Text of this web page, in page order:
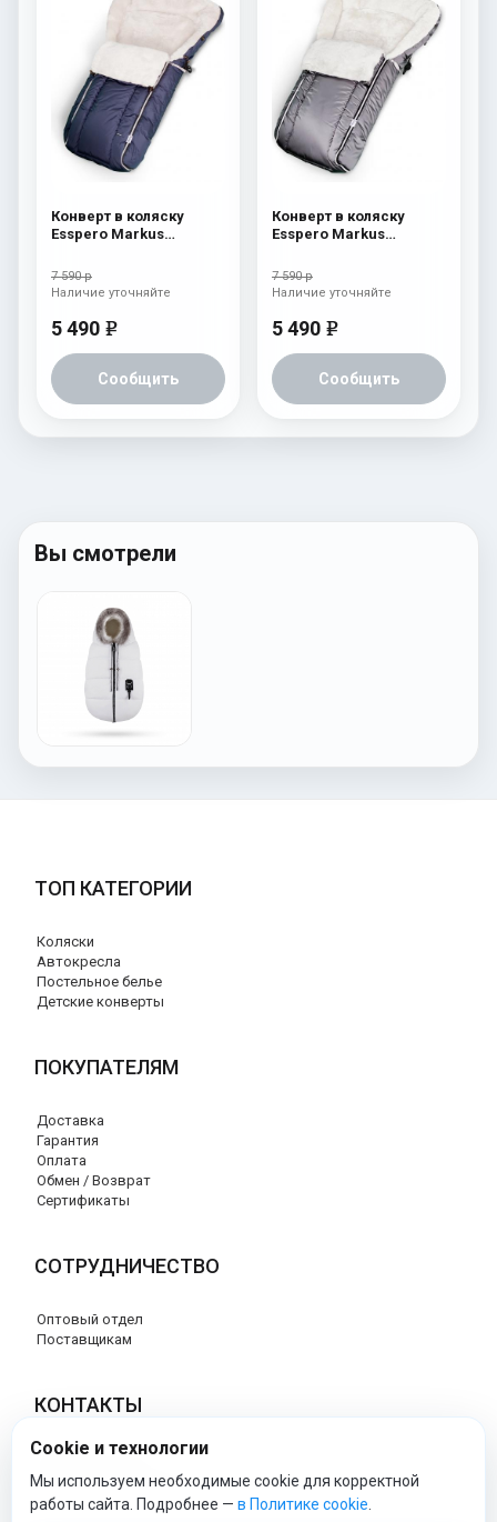
Конверт в коляску
Esspero Markus
шерсть) Navy
7 590 р
5 490 e
Сообщить
Наличие уточняйте
Конверт в коляску
Esspero Markus
шерсть) Grey
7 590 р
5 490 e
Сообщить
Наличие уточняйте
Вы смотрели
ТОП КАТЕГОРИИ
Коляски
Автокресла
Постельное белье
Детские конверты
ПОКУПАТЕЛЯМ
Доставка
Гарантия
Оплата
Обмен / Возврат
Сертификаты
СОТРУДНИЧЕСТВО
Оптовый отдел
Поставщикам
КОНТАКТЫ
8 (800) 707-76-34
info@esspero-market.ru
Cookie и технологии
Мы используем необходимые cookie для корректной
работы сайта. Подробнее — в Политике cookie